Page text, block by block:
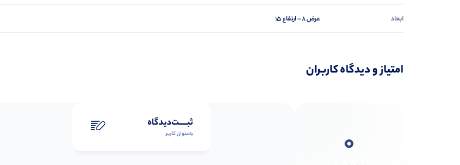
ابعاد عرض ۸ – ارتفاع ۱۵
امتیاز و دیدگاه کاربران
0
ثبـــــت‌دیدگاه
به‌عنوان کاربر